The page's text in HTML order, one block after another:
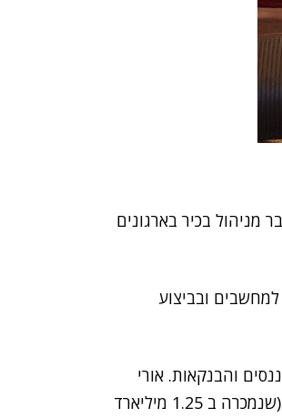
מניהול בכיר בארגונים
למחשבים ובביצוע
והבנקאות. אורי
(שנמכרה ב 1.25 מיליארד